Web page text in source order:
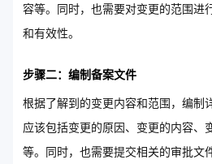
容等。同时，也需要对变更的范围进
和有效性。
步骤二：编制备案文件
根据了解到的变更内容和范围，编制
应该包括变更的原因、变更的内容、
等。同时，也需要提交相关的审批文